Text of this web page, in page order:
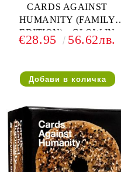
CARDS AGAINST
HUMANITY (FAMILY
EDITION) - GLOW IN
THE DARK BOX
€28.95 56.62лв.